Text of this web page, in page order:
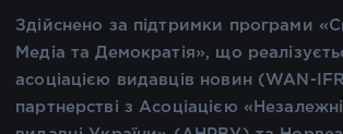
Здійснено за підтримки програми
Медіа та Демократія», що
асоціацією видавців новин (WAN-
партнерстві з Асоціацією «Незалежні